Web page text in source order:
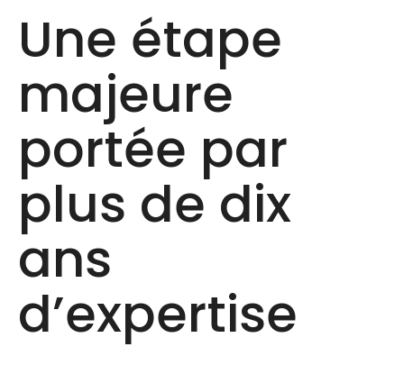
Une étape
majeure
portée par
plus de dix
ans
d’expertise